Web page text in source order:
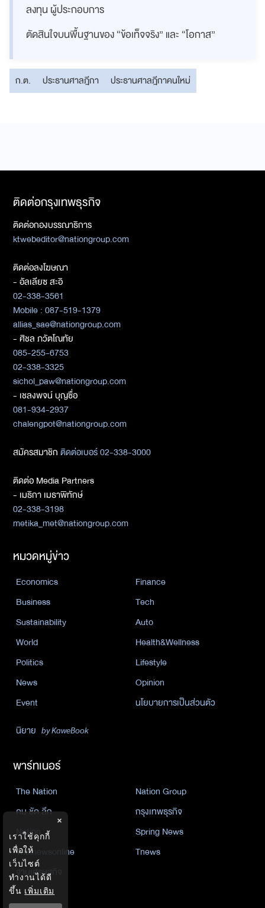
ลงทุน ผู้ประกอบการ
ตัดสินใจบนพื้นฐานของ “ข้อเท็จจริง” และ “โอกาส”
ก.ต. ประธานศาลฎีกา ประธานศาลฎีกาคนใหม่
ติดต่อกรุงเทพธุรกิจ
ติดต่อกองบรรณาธิการ
ktwebeditor@nationgroup.com
ติดต่อลงโฆษณา
- อัลเลียซ สะอิ
02-338-3561
Mobile : 087-519-1379
allias_sae@nationgroup.com
- ศิชล ภวัตโณทัย
085-255-6753
02-338-3325
sichol_paw@nationgroup.com
- เชลงพจน์ บุญซื่อ
081-934-2937
chalengpot@nationgroup.com
สมัครสมาชิกติดต่อเบอร์ 02-338-3000
ติดต่อ Media Partners
- เมธิกา เมธาพิทักษ์
02-338-3198
metika_met@nationgroup.com
หมวดหมู่ข่าว
Economics
Finance
Business
Tech
Sustainability
Auto
World
Health&Wellness
Politics
Lifestyle
News
Opinion
Event
นโยบายการเป็นส่วนตัว
นิยาย by KaweBook
พาร์ทเนอร์
The Nation
Nation Group
คม ชัด ลึก
กรุงเทพธุรกิจ
Nation
Spring News
Thainewsonline
Tnews
ฐานเศรษฐกิจ
×
เราใช้คุกกี้
เพื่อให้
เว็บไซต์
ทำงานได้ดี
ขึ้น เพิ่มเติม